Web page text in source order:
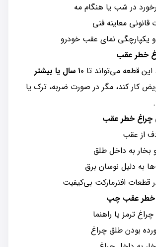
در شب یا هنگام مه
قانونی معاینه فنی
یکپارچگی نمای عقب خودرو
خطر عقب
این قطعه می‌تواند تا ۱۰ سال یا بیشتر
کار کند، مگر در صورت ضربه، ترک یا
چراغ خطر عقب
از عقب
بخار به داخل طلق
به دلیل نوسان برق
قطعات افترمارکت بی‌کیفیت
خطر عقب چپ
ترمز یا راهنما
بودن طلق چراغ